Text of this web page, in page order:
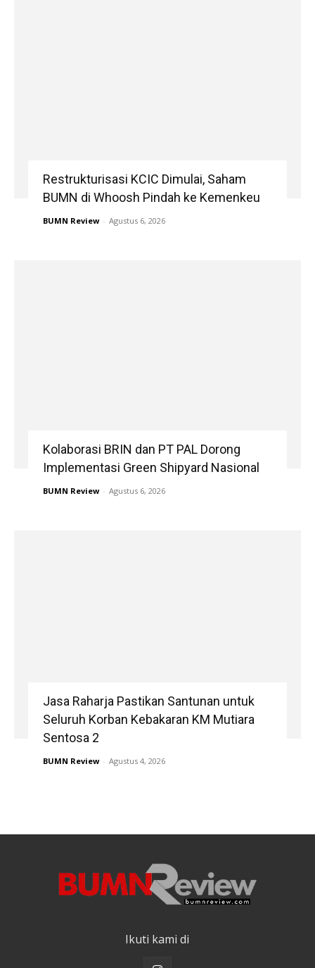
Restrukturisasi KCIC Dimulai, Saham
BUMN di Whoosh Pindah ke Kemenkeu
BUMN Review - Agustus 6, 2026
Kolaborasi BRIN dan PT PAL Dorong
Implementasi Green Shipyard Nasional
BUMN Review - Agustus 6, 2026
Jasa Raharja Pastikan Santunan untuk
Seluruh Korban Kebakaran KM Mutiara
Sentosa 2
BUMN Review - Agustus 4, 2026
Ikuti kami di